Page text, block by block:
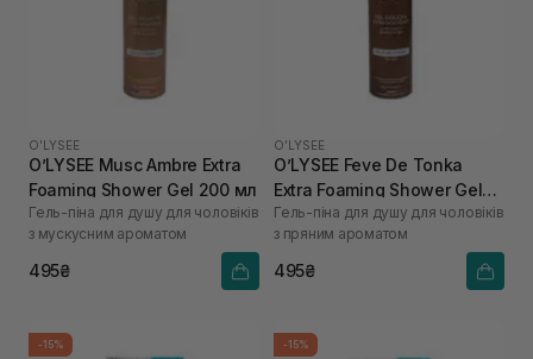
O’LYSEE
O’LYSEE Musc Ambre Extra
Foaming Shower Gel 200 мл
Гель-піна для душу для чоловіків
з мускусним ароматом
495₴
O’LYSEE
O’LYSEE Feve De Tonka
Extra Foaming Shower Gel
200 мл
Гель-піна для душу для чоловіків
з пряним ароматом
495₴
-15% -15%